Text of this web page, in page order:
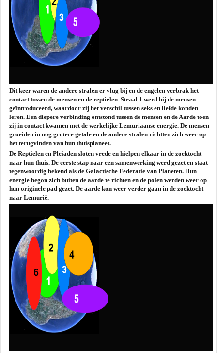
Dit keer waren de andere stralen er vlug bij en de engelen verbrak het
contact tussen de mensen en de reptielen. Straal 1 werd bij de mensen
geïntroduceerd, waardoor zij het verschil tussen seks en liefde konden
leren. Een diepere verbinding ontstond tussen de mensen en de Aarde toen
zij in contact kwamen met de werkelijke Lemuriaanse energie. De mensen
groeiden in nog grotere getale en de andere stralen richtten zich weer op
het terugvinden van hun thuisplaneet.
De Reptielen en Pleiaden sloten vrede en hielpen elkaar in de zoektocht
naar hun thuis. De eerste stap naar een samenwerking werd gezet en staat
tegenwoordig bekend als de Galactische Federatie van Planeten. Hun
energie begon zich buiten de aarde te richten en de polen werden weer op
hun originele pad gezet. De aarde kon weer verder gaan in de zoektocht
naar Lemurië.